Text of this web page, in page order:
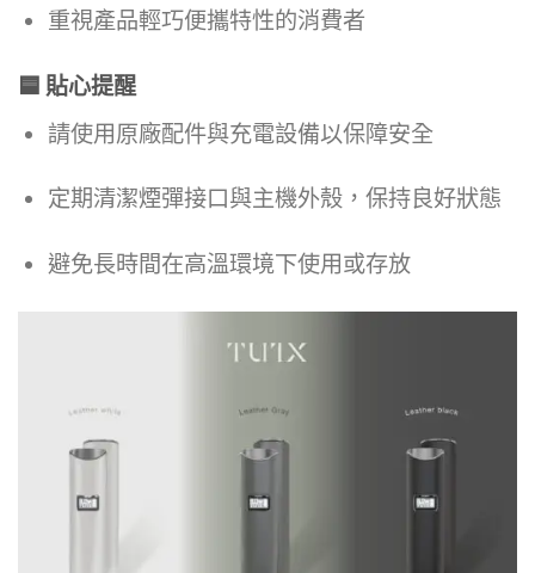
重視產品輕巧便攜特性的消費者
🟦 貼心提醒
請使用原廠配件與充電設備以保障安全
定期清潔煙彈接口與主機外殼，保持良好狀態
避免長時間在高溫環境下使用或存放